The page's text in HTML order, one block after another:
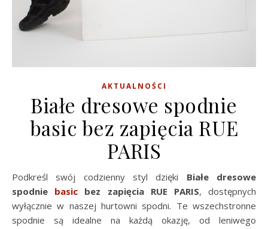
AKTUALNOŚCI
Białe dresowe spodnie
basic bez zapięcia RUE
PARIS
Podkreśl swój codzienny styl dzięki Białe dresowe
spodnie basic bez zapięcia RUE PARIS, dostępnych
wyłącznie w naszej hurtowni spodni. Te wszechstronne
spodnie są idealne na każdą okazję, od leniwego